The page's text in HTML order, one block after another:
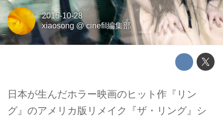
2015-10-28
xiaosong @cinefil編集部
日本が生んだホラー映画のヒット作『リン
グ』のアメリカ版リメイク『ザ・リング』シ